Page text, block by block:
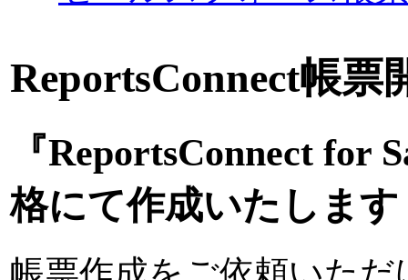
ReportsConnect帳票
『ReportsConnect for
格にて作成いたします